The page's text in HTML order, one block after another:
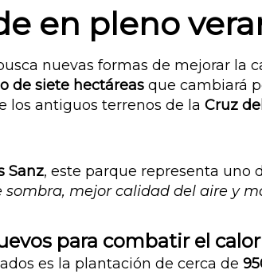
en pleno
nuevas formas de mejorar la
de siete hectáreas que cambiará
los antiguos terrenos de la Cruz
Sanz, este parque representa uno
mejor calidad del aire y
para combatir el calor
es la plantación de cerca de